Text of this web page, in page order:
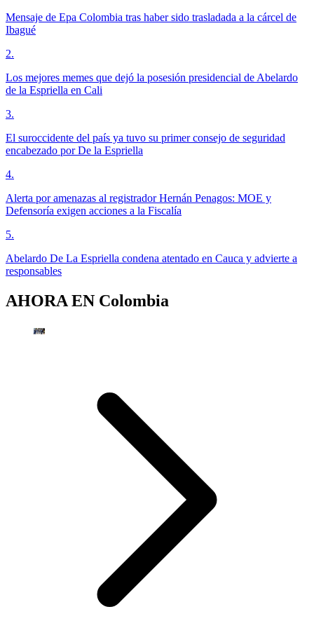
Mensaje de Epa Colombia tras haber sido trasladada a la cárcel de
Ibagué
2.
Los mejores memes que dejó la posesión presidencial de Abelardo
de la Espriella en Cali
3.
El suroccidente del país ya tuvo su primer consejo de seguridad
encabezado por De la Espriella
4.
Alerta por amenazas al registrador Hernán Penagos: MOE y
Defensoría exigen acciones a la Fiscalía
5.
Abelardo De La Espriella condena atentado en Cauca y advierte a
responsables
AHORA EN Colombia